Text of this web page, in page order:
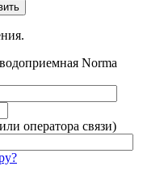
Norma
оператора связи)